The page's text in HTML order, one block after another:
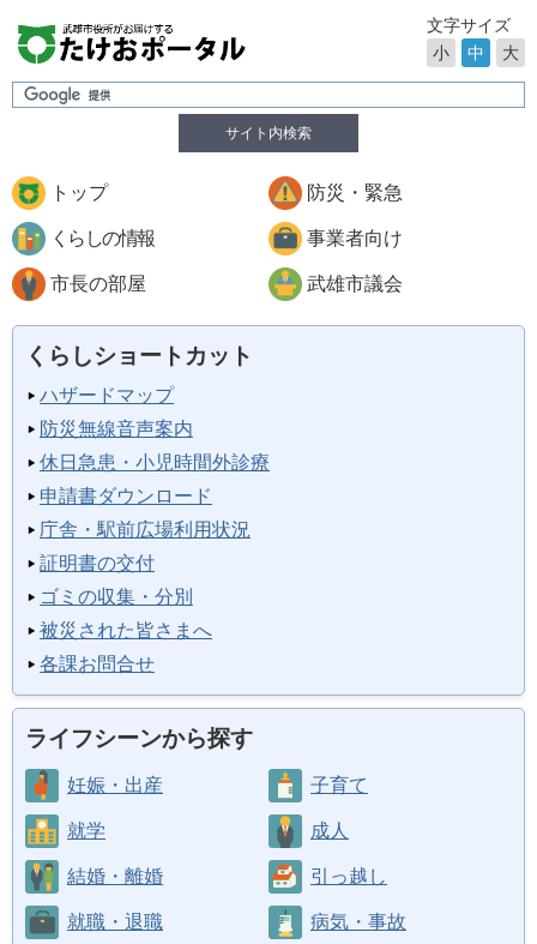
サイト内検索
文字サイズ
小
中 大
トップ 防災・緊急
くらしの情報 事業者向け
市長の部屋 武雄市議会
くらしショートカット
ハザードマップ
防災無線音声案内
休日急患・小児時間外診療
申請書ダウンロード
庁舎・駅前広場利用状況
証明書の交付
ゴミの収集・分別
被災された皆さまへ
各課お問合せ
ライフシーンから探す
妊娠・出産 子育て
就学 成人
結婚・離婚 引っ越し
就職・退職 病気・事故